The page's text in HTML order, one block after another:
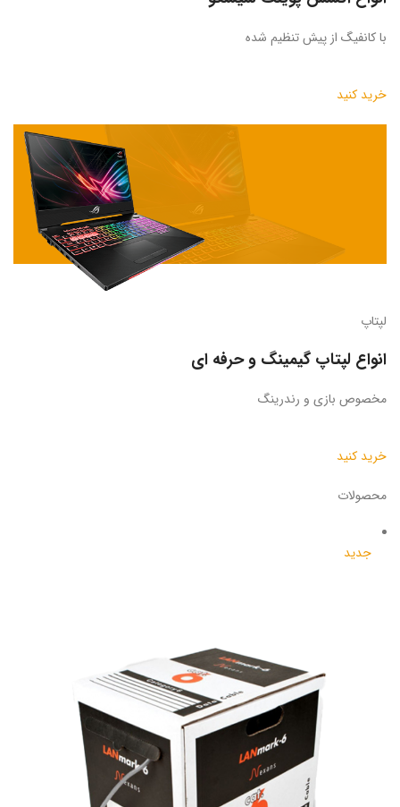
با کانفیگ از پیش تنظیم شده
خرید کنید
لپتاپ
انواع لپتاپ گیمینگ و حرفه ای
مخصوص بازی و رندرینگ
خرید کنید
محصولات
جدید